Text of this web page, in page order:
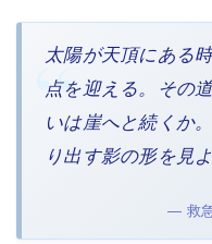
太陽が天頂にある
点を迎える。その
いは崖へと続くか
り出す影の形を見
— 救